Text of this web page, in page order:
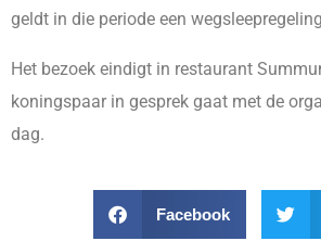
geldt in die periode een
Het bezoek eindigt in restaurant
koningspaar in gesprek gaat met de
dag.
Facebook